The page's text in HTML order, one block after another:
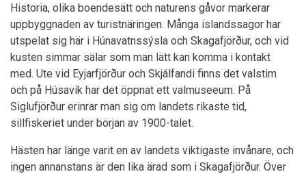
Historia, olika boendesätt och naturens gåvor markerar
uppbyggnaden av turistnäringen. Många islandssagor har
utspelat sig här i Húnavatnssýsla och Skagafjörður, och vid
kusten simmar sälar som man lätt kan komma i kontakt
med. Ute vid Eyjarfjörður och Skjálfandi finns det valstim
och på Húsavík har det öppnat ett valmuseeum. På
Siglufjörður erinrar man sig om landets rikaste tid,
sillfiskeriet under början av 1900-talet.
Hästen har länge varit en av landets viktigaste invånare, och
ingen annanstans är den lika ärad som i Skagafjörður. Över